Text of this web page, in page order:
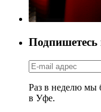
Подпишетесь
Раз в неделю мы
в Уфе.